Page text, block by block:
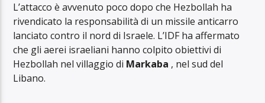
L’attacco è avvenuto poco dopo che Hezbollah ha
rivendicato la responsabilità di un missile anticarro
lanciato contro il nord di Israele. L’IDF ha affermato
che gli aerei israeliani hanno colpito obiettivi di
Hezbollah nel villaggio di Markaba , nel sud del
Libano.